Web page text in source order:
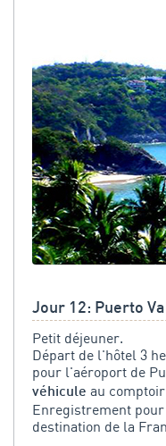
Jour 12: Puerto
Petit déjeuner.
Départ de l'hôtel 3
pour l'aéroport de
véhicule au
Enregistrement
destination de la